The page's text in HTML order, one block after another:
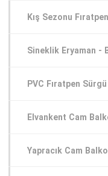
Kış Sezonu
Sineklik Eryaman -
PVC Fıratpen
Elvankent Cam
Yapracık Cam